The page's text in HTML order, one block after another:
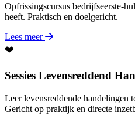
Opfrissingscursus bedrijfseerste-
heeft. Praktisch en doelgericht.
Lees meer
❤️
Sessies Levensreddend
Leer levensreddende handelingen
Gericht op praktijk en directe